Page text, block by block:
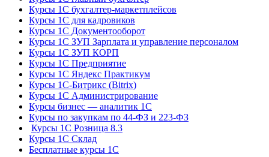
Курсы 1С бухгалтер-маркетплейсов
Курсы 1С для кадровиков
Курсы 1С Документооборот
Курсы 1С ЗУП Зарплата и управление персоналом
Курсы 1С ЗУП КОРП
Курсы 1С Предприятие
Курсы 1С Яндекс Практикум
Курсы 1С-Битрикс (Bitrix)
Курсы 1С Администрирование
Курсы бизнес — аналитик 1С
Курсы по закупкам по 44‑ФЗ и 223‑ФЗ
Курсы 1С Розница 8.3
Курсы 1С Склад
Бесплатные курсы 1С